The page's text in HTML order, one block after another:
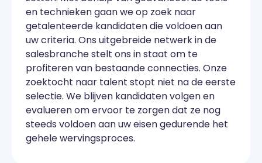
en technieken gaan we op zoek naar
getalenteerde kandidaten die voldoen aan
uw criteria. Ons uitgebreide netwerk in de
salesbranche stelt ons in staat om te
profiteren van bestaande connecties. Onze
zoektocht naar talent stopt niet na de eerste
selectie. We blijven kandidaten volgen en
evalueren om ervoor te zorgen dat ze nog
steeds voldoen aan uw eisen gedurende het
gehele wervingsproces.